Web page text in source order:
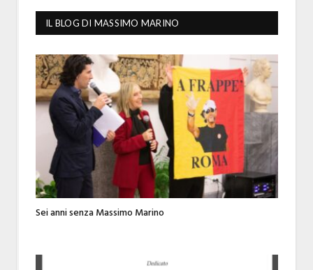
IL BLOG DI MASSIMO MARINO
Sei anni senza Massimo Marino